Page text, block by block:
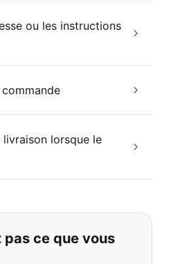
ou les instructions
lorsque le
pas ce que vous
pas ce que vous